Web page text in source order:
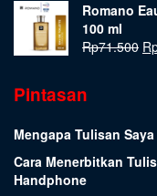
Romano
100 ml
Rp71.500
Pintasan
Mengapa Tulisan
Cara Menerbitkan
Handphone